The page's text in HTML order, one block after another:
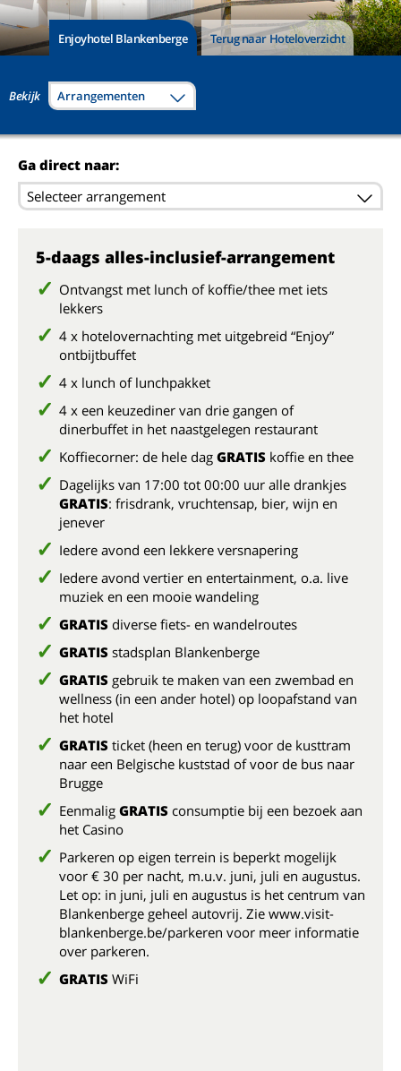
Enjoyhotel Blankenberge Terug naar Hoteloverzicht
Bekijk Arrangementen
Ga direct naar:
Selecteer arrangement
5-daags alles-inclusief-arrangement
Ontvangst met lunch of koffie/thee met iets
lekkers
4 x hotelovernachting met uitgebreid “Enjoy”
ontbijtbuffet
4 x lunch of lunchpakket
4 x een keuzediner van drie gangen of
dinerbuffet in het naastgelegen restaurant
Koffiecorner: de hele dag GRATIS koffie en thee
Dagelijks van 17:00 tot 00:00 uur alle drankjes
GRATIS: frisdrank, vruchtensap, bier, wijn en
jenever
Iedere avond een lekkere versnapering
Iedere avond vertier en entertainment, o.a. live
muziek en een mooie wandeling
GRATIS diverse fiets- en wandelroutes
GRATIS stadsplan Blankenberge
GRATIS gebruik te maken van een zwembad en
wellness (in een ander hotel) op loopafstand van
het hotel
GRATIS ticket (heen en terug) voor de kusttram
naar een Belgische kuststad of voor de bus naar
Brugge
Eenmalig GRATIS consumptie bij een bezoek aan
het Casino
Parkeren op eigen terrein is beperkt mogelijk
voor € 30 per nacht, m.u.v. juni, juli en augustus.
Let op: in juni, juli en augustus is het centrum van
Blankenberge geheel autovrij. Zie www.visit-
blankenberge.be/parkeren voor meer informatie
over parkeren.
GRATIS WiFi